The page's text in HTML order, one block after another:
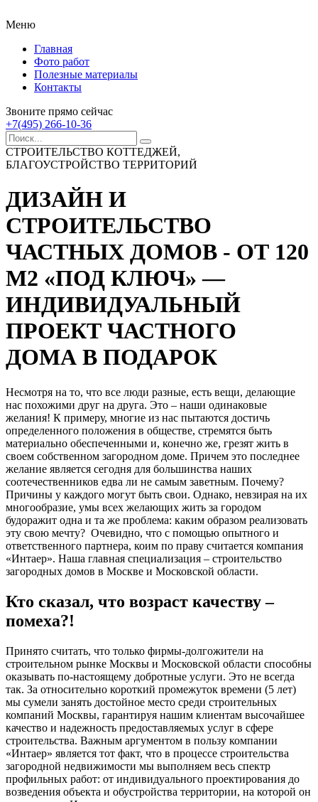
Меню
Главная
Фото работ
Полезные материалы
Контакты
Звоните прямо сейчас
+7(495) 266-10-36
СТРОИТЕЛЬСТВО КОТТЕДЖЕЙ,
БЛАГОУСТРОЙСТВО ТЕРРИТОРИЙ
ДИЗАЙН И
СТРОИТЕЛЬСТВО
ЧАСТНЫХ ДОМОВ - ОТ 120
М2 «ПОД КЛЮЧ»—
ИНДИВИДУАЛЬНЫЙ
ПРОЕКТ ЧАСТНОГО
ДОМА В ПОДАРОК
Несмотря на то, что все люди разные, есть вещи, делающие
нас похожими друг на друга. Это – наши одинаковые
желания! К примеру, многие из нас пытаются достичь
определенного положения в обществе, стремятся быть
материально обеспеченными и, конечно же, грезят жить в
своем собственном загородном доме. Причем это последнее
желание является сегодня для большинства наших
соотечественников едва ли не самым заветным. Почему?
Причины у каждого могут быть свои. Однако, невзирая на их
многообразие, умы всех желающих жить за городом
будоражит одна и та же проблема: каким образом реализовать
эту свою мечту? Очевидно, что с помощью опытного и
ответственного партнера, коим по праву считается компания
«Интаер». Наша главная специализация – строительство
загородных домов в Москве и Московской области.
Кто сказал, что возраст качеству –
помеха?!
Принято считать, что только фирмы-долгожители на
строительном рынке Москвы и Московской области способны
оказывать по-настоящему добротные услуги. Это не всегда
так. За относительно короткий промежуток времени (5 лет)
мы сумели занять достойное место среди строительных
компаний Москвы, гарантируя нашим клиентам высочайшее
качество и надежность предоставляемых услуг в сфере
строительства. Важным аргументом в пользу компании
«Интаер» является тот факт, что в процессе строительства
загородной недвижимости мы выполняем весь спектр
профильных работ: от индивидуального проектирования до
возведения объекта и обустройства территории, на которой он